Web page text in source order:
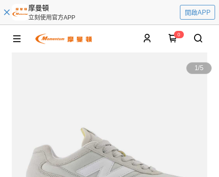
摩曼頓
立刻使用官方APP
開啟APP
0
1/5